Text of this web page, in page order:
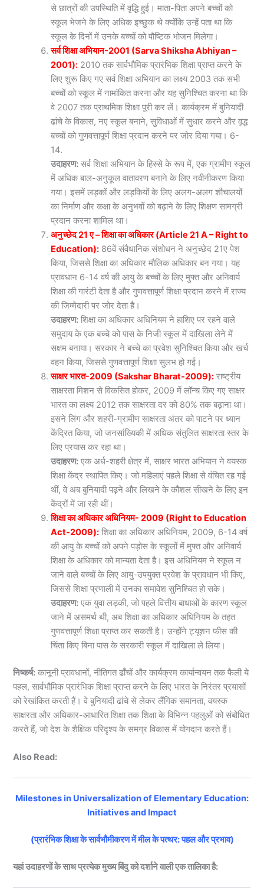
से छात्रों की उपस्थिति में वृद्धि हुई। माता-पिता अपने बच्चों को
स्कूल भेजने के लिए अधिक इच्छुक थे क्योंकि उन्हें पता था कि
स्कूल के दिनों में उनके बच्चों को पौष्टिक भोजन मिलेगा।
सर्व शिक्षा अभियान-2001 (Sarva Shiksha Abhiyan –
2001): 2010 तक सार्वभौमिक प्रारंभिक शिक्षा प्राप्त करने के
लिए शुरू किए गए सर्व शिक्षा अभियान का लक्ष्य 2003 तक सभी
बच्चों को स्कूल में नामांकित करना और यह सुनिश्चित करना था कि
वे 2007 तक प्राथमिक शिक्षा पूरी कर लें। कार्यक्रम में बुनियादी
ढांचे के विकास, नए स्कूल बनाने, सुविधाओं में सुधार करने और वृद्ध
बच्चों को गुणवत्तापूर्ण शिक्षा प्रदान करने पर जोर दिया गया। 6-
14.
उदाहरण: सर्व शिक्षा अभियान के हिस्से के रूप में, एक ग्रामीण स्कूल
में अधिक बाल-अनुकूल वातावरण बनाने के लिए नवीनीकरण किया
गया। इसमें लड़कों और लड़कियों के लिए अलग-अलग शौचालयों
का निर्माण और कक्षा के अनुभवों को बढ़ाने के लिए शिक्षण सामग्री
प्रदान करना शामिल था।
अनुच्छेद 21 ए – शिक्षा का अधिकार (Article 21 A – Right to
Education): 86वें संवैधानिक संशोधन ने अनुच्छेद 21ए पेश
किया, जिससे शिक्षा का अधिकार मौलिक अधिकार बन गया। यह
प्रावधान 6-14 वर्ष की आयु के बच्चों के लिए मुफ्त और अनिवार्य
शिक्षा की गारंटी देता है और गुणवत्तापूर्ण शिक्षा प्रदान करने में राज्य
की जिम्मेदारी पर जोर देता है।
उदाहरण: शिक्षा का अधिकार अधिनियम ने हाशिए पर रहने वाले
समुदाय के एक बच्चे को पास के निजी स्कूल में दाखिला लेने में
सक्षम बनाया। सरकार ने बच्चे का प्रवेश सुनिश्चित किया और खर्च
वहन किया, जिससे गुणवत्तापूर्ण शिक्षा सुलभ हो गई।
साक्षर भारत-2009 (Sakshar Bharat-2009): राष्ट्रीय
साक्षरता मिशन से विकसित होकर, 2009 में लॉन्च किए गए साक्षर
भारत का लक्ष्य 2012 तक साक्षरता दर को 80% तक बढ़ाना था।
इसने लिंग और शहरी-ग्रामीण साक्षरता अंतर को पाटने पर ध्यान
केंद्रित किया, जो जनसांख्यिकी में अधिक संतुलित साक्षरता स्तर के
लिए प्रयास कर रहा था।
उदाहरण: एक अर्ध-शहरी क्षेत्र में, साक्षर भारत अभियान ने वयस्क
शिक्षा केंद्र स्थापित किए। जो महिलाएं पहले शिक्षा से वंचित रह गई
थीं, वे अब बुनियादी पढ़ने और लिखने के कौशल सीखने के लिए इन
केंद्रों में जा रही थीं।
शिक्षा का अधिकार अधिनियम- 2009 (Right to Education
Act-2009): शिक्षा का अधिकार अधिनियम, 2009, 6-14 वर्ष
की आयु के बच्चों को अपने पड़ोस के स्कूलों में मुफ्त और अनिवार्य
शिक्षा के अधिकार को मान्यता देता है। इस अधिनियम ने स्कूल न
जाने वाले बच्चों के लिए आयु-उपयुक्त प्रवेश के प्रावधान भी किए,
जिससे शिक्षा प्रणाली में उनका समावेश सुनिश्चित हो सके।
उदाहरण: एक युवा लड़की, जो पहले वित्तीय बाधाओं के कारण स्कूल
जाने में असमर्थ थी, अब शिक्षा का अधिकार अधिनियम के तहत
गुणवत्तापूर्ण शिक्षा प्राप्त कर सकती है। उन्होंने ट्यूशन फीस की
चिंता किए बिना पास के सरकारी स्कूल में दाखिला ले लिया।
निष्कर्ष: कानूनी प्रावधानों, नीतिगत ढाँचों और कार्यक्रम कार्यान्वयन तक फैली ये
पहल, सार्वभौमिक प्रारंभिक शिक्षा प्राप्त करने के लिए भारत के निरंतर प्रयासों
को रेखांकित करती हैं। वे बुनियादी ढांचे से लेकर लैंगिक समानता, वयस्क
साक्षरता और अधिकार-आधारित शिक्षा तक शिक्षा के विभिन्न पहलुओं को संबोधित
करते हैं, जो देश के शैक्षिक परिदृश्य के समग्र विकास में योगदान करते हैं।
Also Read:
Milestones in Universalization of Elementary Education:
Initiatives and Impact
(प्रारंभिक शिक्षा के सार्वभौमीकरण में मील के पत्थर: पहल और प्रभाव)
यहां उदाहरणों के साथ प्रत्येक मुख्य बिंदु को दर्शाने वाली एक तालिका है: